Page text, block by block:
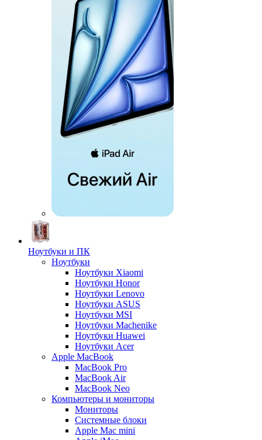
Ноутбуки и ПК
Ноутбуки
Ноутбуки Xiaomi
Ноутбуки Honor
Ноутбуки Lenovo
Ноутбуки ASUS
Ноутбуки MSI
Ноутбуки Machenike
Ноутбуки Huawei
Ноутбуки Acer
Apple MacBook
MacBook Pro
MacBook Air
MacBook Neo
Компьютеры и мониторы
Мониторы
Системные блоки
Apple Mac mini